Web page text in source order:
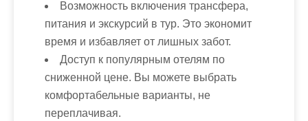
Возможность включения трансфера,
питания и экскурсий в тур. Это экономит
время и избавляет от лишных забот.
Доступ к популярным отелям по
сниженной цене. Вы можете выбрать
комфортабельные варианты, не
переплачивая.